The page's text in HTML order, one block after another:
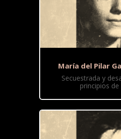
María del Pilar
Secuestrada y
principios de